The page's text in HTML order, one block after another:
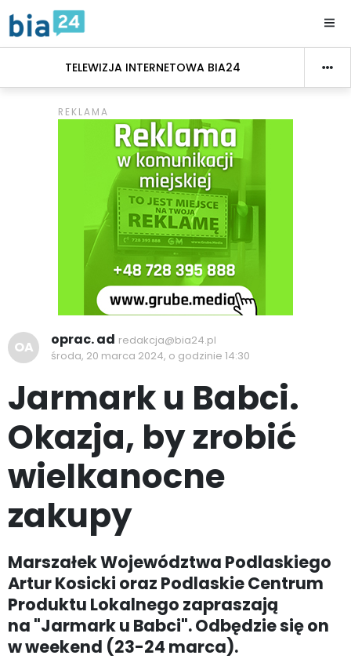
TELEWIZJA INTERNETOWA BIA24
OA oprac. ad redakcja@bia24.pl
środa, 20 marca 2024, o godzinie 14:30
Jarmark u Babci.
Okazja, by zrobić
wielkanocne
zakupy
Marszałek Województwa Podlaskiego
Artur Kosicki oraz Podlaskie Centrum
Produktu Lokalnego zapraszają
na "Jarmark u Babci". Odbędzie się on
w weekend (23-24 marca).